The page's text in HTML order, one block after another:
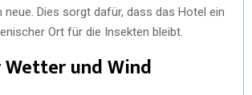
Dies sorgt dafür, dass das Hotel ein
Ort für die Insekten bleibt.
und Wind